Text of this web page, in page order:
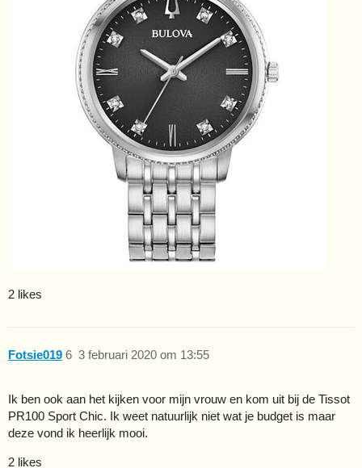
2 likes
Fotsie019 3 februari 2020 om 13:55
6
Ik ben ook aan het kijken voor mijn vrouw en kom uit bij de Tissot
PR100 Sport Chic. Ik weet natuurlijk niet wat je budget is maar
deze vond ik heerlijk mooi.
2 likes